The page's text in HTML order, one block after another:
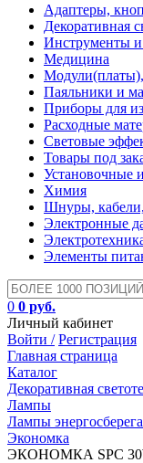
Адаптеры,
Декоративная
Инструменты
Медицина
Модули(платы),
Паяльники и
Приборы для
Расходные
Световые
Товары под
Установочные
Химия
Шнуры,
Электронные
Элементы
0 0 руб.
Личный кабинет
Войти / Регистрация
Главная страница
Каталог
Декоративная
Лампы
Лампы
Экономка
ЭКОНОМКА SPC